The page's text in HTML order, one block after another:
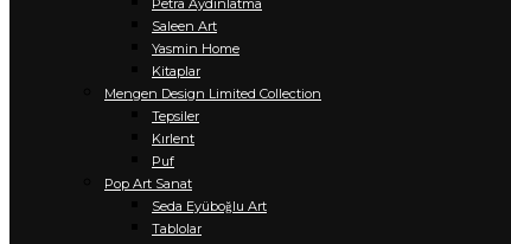
Petra Aydınlatma
Saleen Art
Yasmin Home
Kitaplar
Mengen Design Limited Collection
Tepsiler
Kırlent
Puf
Pop Art Sanat
Seda Eyüboğlu Art
Tablolar